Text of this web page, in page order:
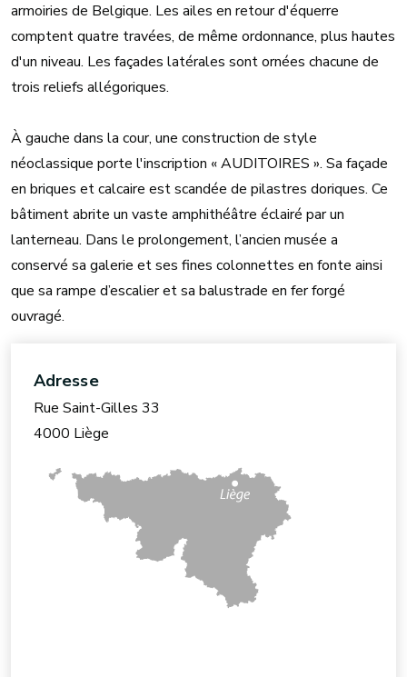
armoiries de Belgique. Les ailes en retour d'équerre
comptent quatre travées, de même ordonnance, plus hautes
d'un niveau. Les façades latérales sont ornées chacune de
trois reliefs allégoriques.
À gauche dans la cour, une construction de style
néoclassique porte l'inscription « AUDITOIRES ». Sa façade
en briques et calcaire est scandée de pilastres doriques. Ce
bâtiment abrite un vaste amphithéâtre éclairé par un
lanterneau. Dans le prolongement, l’ancien musée a
conservé sa galerie et ses fines colonnettes en fonte ainsi
que sa rampe d’escalier et sa balustrade en fer forgé
ouvragé.
Adresse
Rue Saint-Gilles 33
4000 Liège